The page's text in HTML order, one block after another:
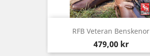
RFB Veteran Benskenor
Pris
479,00 kr